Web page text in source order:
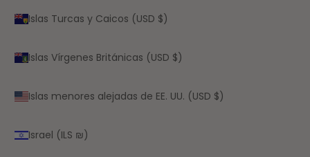
Islas Turcas y Caicos (USD $)
Islas Vírgenes Británicas (USD $)
Islas menores alejadas de EE. UU. (USD $)
Israel (ILS ₪)